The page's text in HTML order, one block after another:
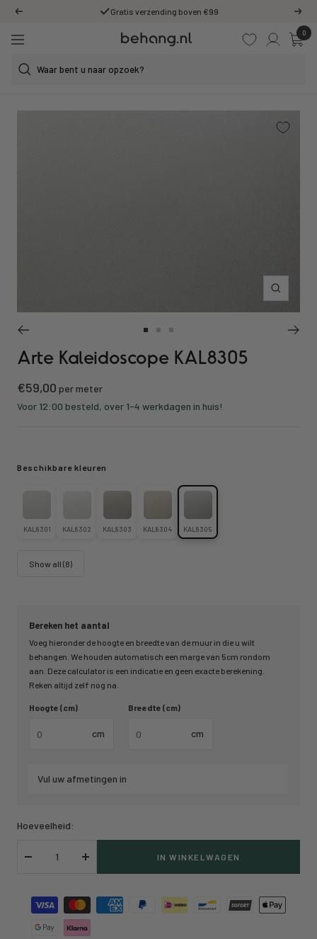
naar
content
Vorige Gratis verzending boven €99
0
Behang.nl
Navigatie
Inzoomen
naar
slide
naarnaar
Arte Kaleidoscope KAL8305
Kortings
prijs
€59,00 per meter
Voor 12:00 besteld, over 1-4 werkdagen in huis!
Bereken het aantal
Voeg hieronder de hoogte en breedte van de muur in die u wilt
behangen. We houden automatisch een marge van 5cm rondom
aan. Deze calculator is een indicatie en geen exacte berekening.
Reken altijd zelf nog na.
Hoogte (cm)
cm
Breedte (cm)
cm
Vul uw afmetingen in
Beschikbare kleuren
KAL8301 KAL8302 KAL8303 KAL8304 KAL8305
Show all (8)
Hoeveelheid:
Verlaag
Verhoog
IN WINKELWAGEN